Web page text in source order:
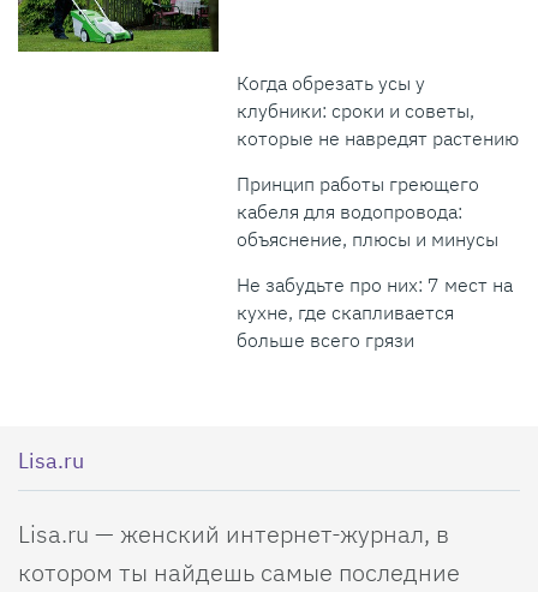
Когда обрезать усы у
клубники: сроки и советы,
которые не навредят растению
Принцип работы греющего
кабеля для водопровода:
объяснение, плюсы и минусы
Не забудьте про них: 7 мест на
кухне, где скапливается
больше всего грязи
Lisa.ru
Lisa.ru — женский интернет-журнал, в
котором ты найдешь самые последние